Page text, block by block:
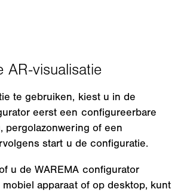
te gebruiken, kiest u in de
eerst een configureerbare
pergolazonwering of een
start u de configuratie.
u de WAREMA configurator
apparaat of op desktop, kunt